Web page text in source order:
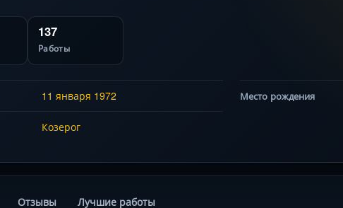
137
Работы
11 января 1972 Место рождения
Козерог
Отзывы Лучшие работы